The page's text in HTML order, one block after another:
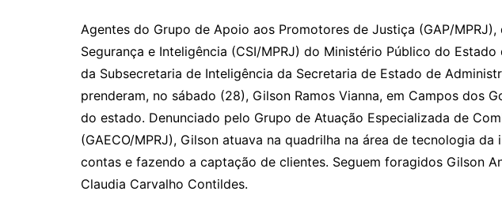
Agentes do Grupo de Apoio aos Promotores de Justiça (GAP/
Segurança e Inteligência (CSI/MPRJ) do Ministério Público do
da Subsecretaria de Inteligência da Secretaria de Estado de
prenderam, no sábado (28), Gilson Ramos Vianna, em Campos dos
do estado. Denunciado pelo Grupo de Atuação Especializada de
(GAECO/MPRJ), Gilson atuava na quadrilha na área de tecnologia da
contas e fazendo a captação de clientes. Seguem foragidos Gilson
Claudia Carvalho Contildes.